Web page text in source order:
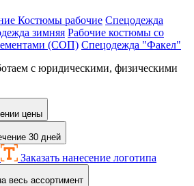
Костюмы рабочие Спецодежда
зимняя Рабочие костюмы со
(СОП) Спецодежда "Факел"
с юридическими, физическими
цены
30 дней
Заказать нанесение логотипа
весь ассортимент